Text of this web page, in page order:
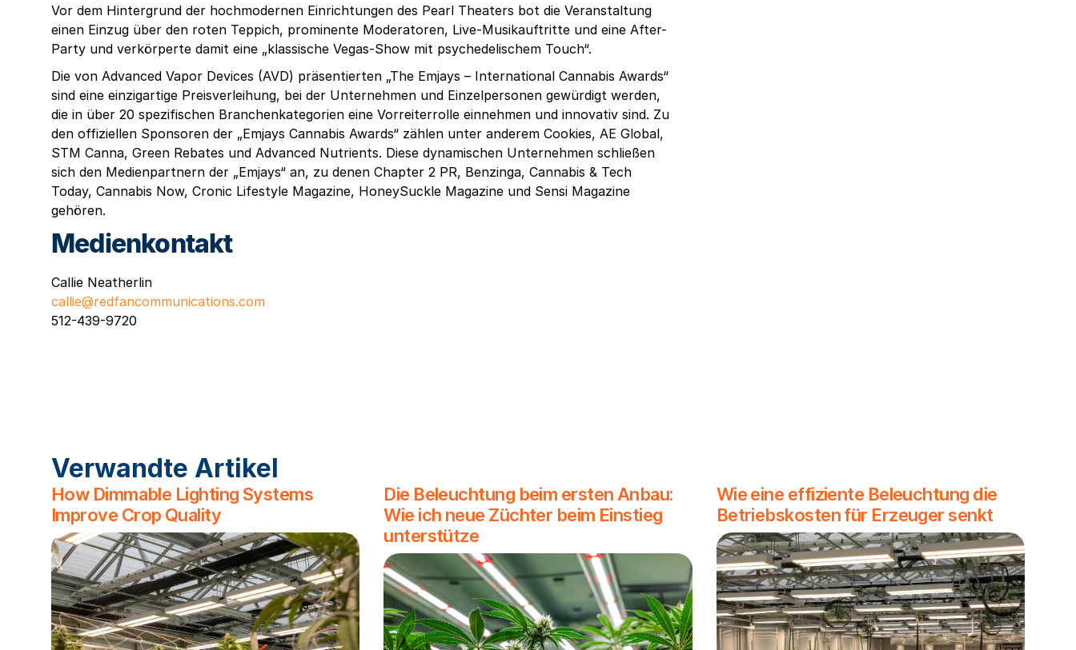
Vor dem Hintergrund der hochmodernen Einrichtungen des Pearl Theaters bot die Veranstaltung
einen Einzug über den roten Teppich, prominente Moderatoren, Live-Musikauftritte und eine After-
Party und verkörperte damit eine „klassische Vegas-Show mit psychedelischem Touch“.
Die von Advanced Vapor Devices (AVD) präsentierten „The Emjays – International Cannabis Awards“
sind eine einzigartige Preisverleihung, bei der Unternehmen und Einzelpersonen gewürdigt werden,
die in über 20 spezifischen Branchenkategorien eine Vorreiterrolle einnehmen und innovativ sind. Zu
den offiziellen Sponsoren der „Emjays Cannabis Awards“ zählen unter anderem Cookies, AE Global,
STM Canna, Green Rebates und Advanced Nutrients. Diese dynamischen Unternehmen schließen
sich den Medienpartnern der „Emjays“ an, zu denen Chapter 2 PR, Benzinga, Cannabis & Tech
Today, Cannabis Now, Cronic Lifestyle Magazine, HoneySuckle Magazine und Sensi Magazine
gehören.
Medienkontakt
Callie Neatherlin
callie@redfancommunications.com
512-439-9720
Verwandte Artikel
How Dimmable Lighting Systems
Improve Crop Quality
Die Beleuchtung beim ersten Anbau:
Wie ich neue Züchter beim Einstieg
unterstütze
Wie eine effiziente Beleuchtung die
Betriebskosten für Erzeuger senkt